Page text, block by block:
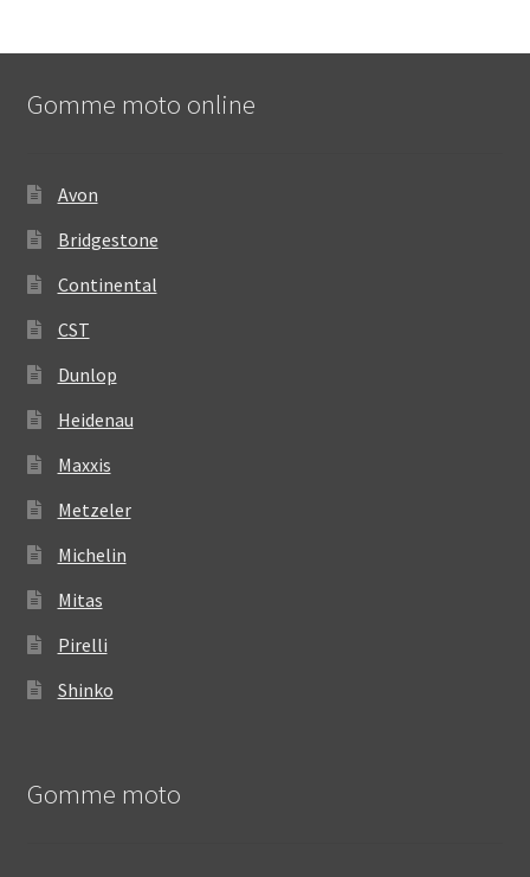
Gomme moto online
Avon
Bridgestone
Continental
CST
Dunlop
Heidenau
Maxxis
Metzeler
Michelin
Mitas
Pirelli
Shinko
Gomme moto